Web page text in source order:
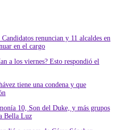
renuncian y 11 alcaldes en
en el cargo
a los viernes? Esto respondió el
tiene una condena y que
10, Son del Duke, y más grupos
Bella Luz